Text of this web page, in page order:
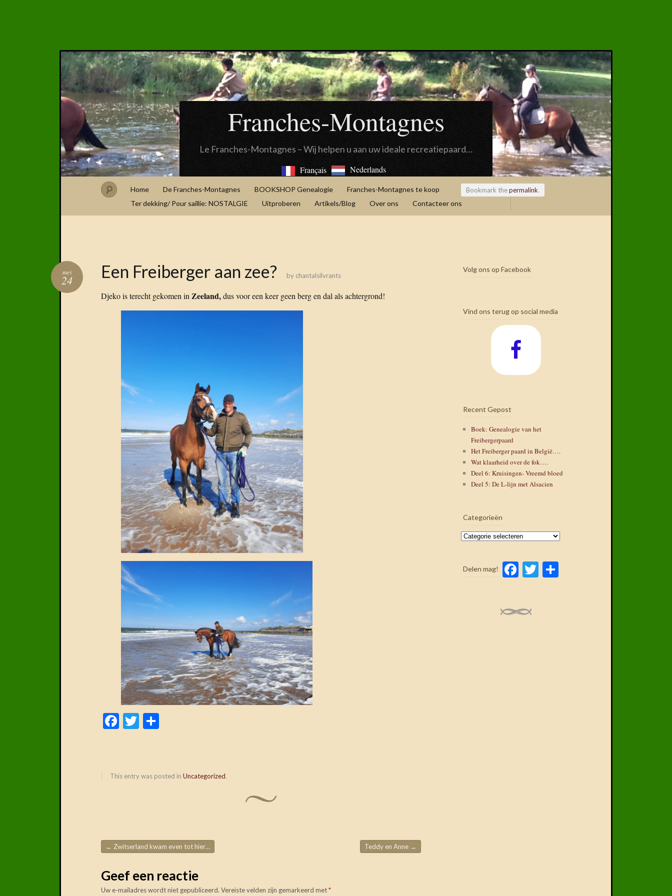
Franches-Montagnes
Le Franches-Montagnes – Wij helpen u aan uw ideale recreatiepaard…
Français Nederlands
Home De Franches-Montagnes BOOKSHOP Genealogie
Franches-Montagnes te koop
Ter dekking/ Pour saillie: NOSTALGIE
Uitproberen Artikels/Blog Over ons Contacteer ons
Bookmark thepermalink.
Een Freiberger aan zee?
mei
24 by chantalsilvrants
Djeko is terecht gekomen in Zeeland,dus voor een keer geen berg en dal als achtergrond!
Facebook
Twitter
This entry was posted in Uncategorized.
Post navigation
← Zwitserland kwam even tot hier… Teddy en Anne →
Geef een reactie
Uw e-mailadres wordt niet gepubliceerd. Vereiste velden zijn gemarkeerd met*
Volg ons op Facebook
Vind ons terug op social media
Recent Gepost
Boek: Genealogie van het
Freibergerpaard
Het Freiberger paard in België….
Wat klaarheid over de fok….
Deel 6: Kruisingen- Vreemd bloed
Deel 5: De L-lijn met Alsacien
Categorieën
Categorieën
Delen mag! Facebook
Twitter